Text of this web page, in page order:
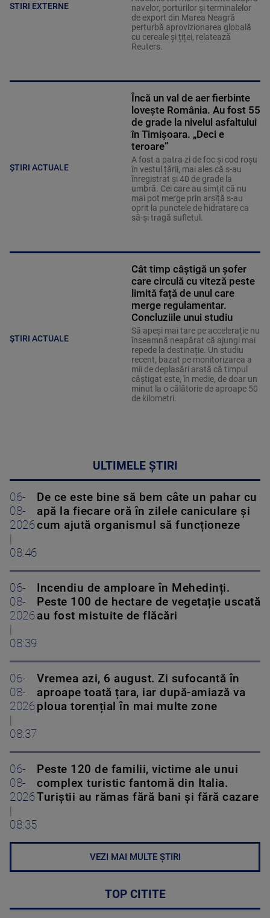
STIRI EXTERNE
navelor, porturilor și terminalelor
de export din Marea Neagră
perturbă aprovizionarea globală
cu cereale și țiței, relatează
Reuters.
ȘTIRI ACTUALE
Încă un val de aer fierbinte
lovește România. Au fost 55
de grade la nivelul asfaltului
în Timișoara. „Deci e
teroare”
A fost a patra zi de foc și cod roșu
în vestul țării, mai ales că s-au
înregistrat și 40 de grade la
umbră. Cei care au simțit că nu
mai pot merge prin arșiță s-au
oprit la punctele de hidratare ca
să-și tragă sufletul.
ȘTIRI ACTUALE
Cât timp câștigă un șofer
care circulă cu viteză peste
limită față de unul care
merge regulamentar.
Concluziile unui studiu
Să apeși mai tare pe accelerație nu
înseamnă neapărat că ajungi mai
repede la destinație. Un studiu
recent, bazat pe monitorizarea a
mii de deplasări arată că timpul
câștigat este, în medie, de doar un
minut la o călătorie de aproape 50
de kilometri.
ULTIMELE ȘTIRI
06-
08-
2026
08:46
De ce este bine să bem câte un pahar cu
apă la fiecare oră în zilele caniculare și
cum ajută organismul să funcționeze
06-
08-
2026
08:39
Incendiu de amploare în Mehedinți.
Peste 100 de hectare de vegetație uscată
au fost mistuite de flăcări
06-
08-
2026
08:37
Vremea azi, 6 august. Zi sufocantă în
aproape toată țara, iar după-amiază va
ploua torențial în mai multe zone
06-
08-
2026
08:35
Peste 120 de familii, victime ale unui
complex turistic fantomă din Italia.
Turiștii au rămas fără bani și fără cazare
VEZI MAI MULTE ȘTIRI
TOP CITITE